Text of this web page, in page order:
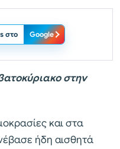
στο Google
στην
και στα
ήδη αισθητά